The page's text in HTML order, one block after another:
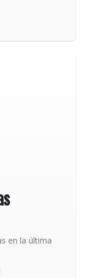
en la última